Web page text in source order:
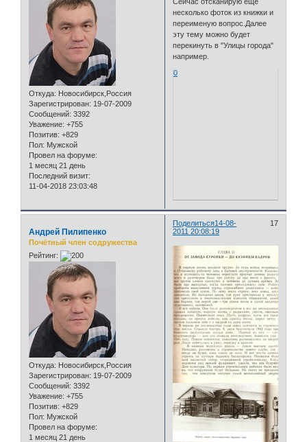
Откуда: Новосибирск,Россия
Зарегистрирован: 19-07-2009
Сообщений: 3392
Уважение: +755
Позитив: +829
Пол: Мужской
Провел на форуме:
1 месяц 21 день
Последний визит:
11-04-2018 23:03:48
несколько фоток из книжки и
переименую вопрос.Далее
эту тему можно будет
перекинуть в "Улицы города"
например.
0
Поделиться 17
14-08-
2011 20:08:19
Андрей Пилипенко
Почётный член содружества
Рейтинг:
Откуда: Новосибирск,Россия
Зарегистрирован: 19-07-2009
Сообщений: 3392
Уважение: +755
Позитив: +829
Пол: Мужской
Провел на форуме:
1 месяц 21 день